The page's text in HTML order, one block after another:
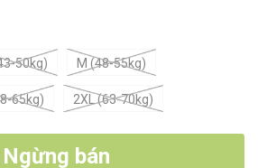
50kg) M (48-55kg)
65kg) 2XL (63-70kg)
Ngừng bán